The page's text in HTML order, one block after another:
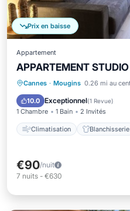
Prix en baisse
Appartement
APPARTEMENT
Cannes · Mougins 0.26 mi au
10.0 Exceptionnel(1 Revue)
1 Chambre 1 Bain 2 Invités
Climatisation Blanchisserie
Climatisation
Linge de lit
€90/nuit
7 nuits - €630